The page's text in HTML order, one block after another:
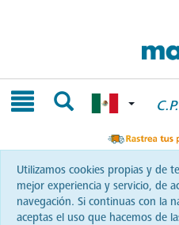
C.P.
Utilizamos cookies propias y de
mejor experiencia y servicio, de
navegación. Si continuas con la
aceptas el uso que hacemos de